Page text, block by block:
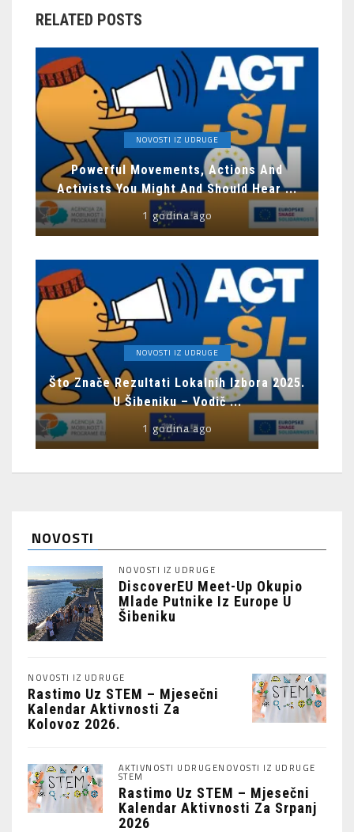
RELATED POSTS
NOVOSTI IZ UDRUGE
Powerful Movements, Actions And
Activists You Might And Should Hear ...
1 godina ago
NOVOSTI IZ UDRUGE
Što Znače Rezultati Lokalnih Izbora 2025.
U Šibeniku – Vodič ...
1 godina ago
NOVOSTI
NOVOSTI IZ UDRUGE
DiscoverEU Meet-Up Okupio
Mlade Putnike Iz Europe U
Šibeniku
NOVOSTI IZ UDRUGE
Rastimo Uz STEM – Mjesečni
Kalendar Aktivnosti Za
Kolovoz 2026.
AKTIVNOSTI UDRUGENOVOSTI IZ UDRUGE
STEM
Rastimo Uz STEM – Mjesečni
Kalendar Aktivnosti Za Srpanj
2026